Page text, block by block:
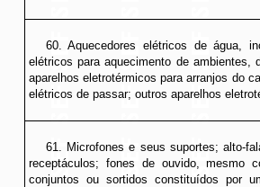
60. Aquecedores elétricos de água,
elétricos para aquecimento de ambientes,
aparelhos eletrotérmicos para arranjos do
elétricos de passar; outros aparelhos
61. Microfones e seus suportes; alto-
receptáculos; fones de ouvido, mesmo
conjuntos ou sortidos constituídos por